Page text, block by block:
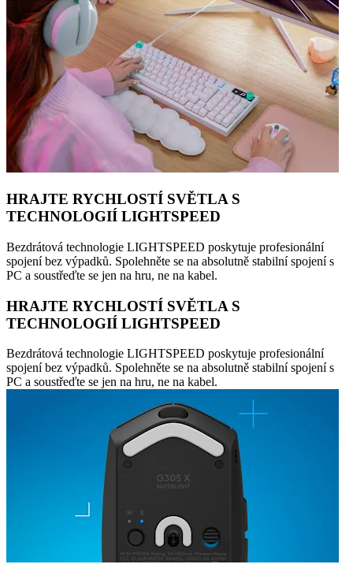
HRAJTE RYCHLOSTÍ SVĚTLA S
TECHNOLOGIÍ LIGHTSPEED
Bezdrátová technologie LIGHTSPEED poskytuje profesionální
spojení bez výpadků. Spolehněte se na absolutně stabilní spojení s
PC a soustřeďte se jen na hru, ne na kabel.
HRAJTE RYCHLOSTÍ SVĚTLA S
TECHNOLOGIÍ LIGHTSPEED
Bezdrátová technologie LIGHTSPEED poskytuje profesionální
spojení bez výpadků. Spolehněte se na absolutně stabilní spojení s
PC a soustřeďte se jen na hru, ne na kabel.